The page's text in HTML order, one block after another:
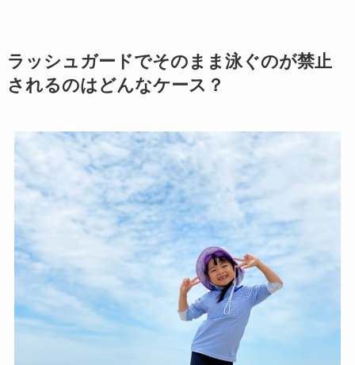
ラッシュガードでそのまま泳ぐのが禁止
されるのはどんなケース？